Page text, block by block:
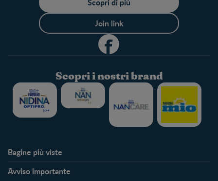
Join link
Scopri i nostri brand
Pagine più viste​
My Expert
Avviso importante